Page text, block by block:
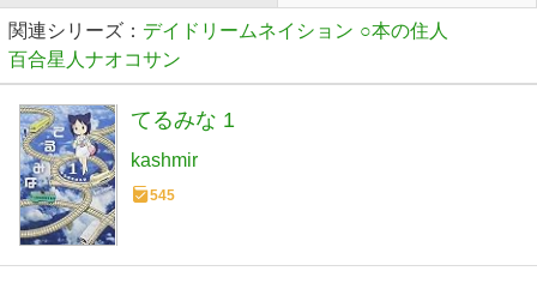
関連シリーズ： デイドリームネイション ○本の住人
百合星人ナオコサン
てるみな 1
kashmir
545